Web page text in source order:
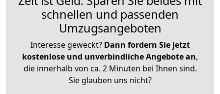
schnellen und passenden
Umzugsangeboten
Interesse geweckt? Dann fordern Sie jetzt
kostenlose und unverbindliche Angebote an,
die innerhalb von ca. 2 Minuten bei Ihnen sind.
Sie glauben uns nicht?